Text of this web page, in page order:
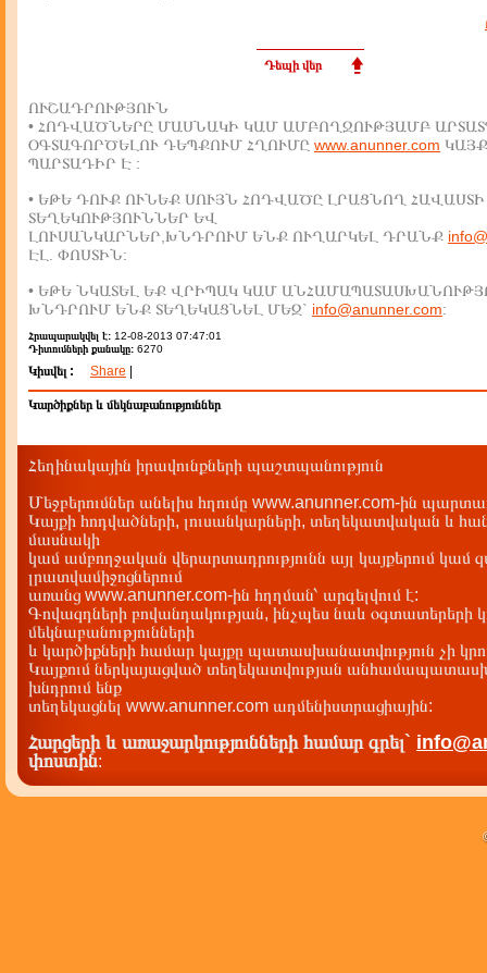
Դեպի վեր
ՈՒՇԱԴՐՈՒԹՅՈՒՆ
• ՀՈԴՎԱԾՆԵՐԸ ՄԱՍՆԱԿԻ ԿԱՄ ԱՄԲՈՂՋՈՒԹՅԱՄԲ
ՕԳՏԱԳՈՐԾԵԼՈՒ ԴԵՊՔՈՒՄ ՀՂՈՒՄԸ www.anunner.com
ՊԱՐՏԱԴԻՐ Է :
• ԵԹԵ ԴՈՒՔ ՈՒՆԵՔ ՍՈՒՅՆ ՀՈԴՎԱԾԸ ԼՐԱՑՆՈՂ ՀԱՎԱՍՏԻ
ՏԵՂԵԿՈՒԹՅՈՒՆՆԵՐ ԵՎ
ԼՈՒՍԱՆԿԱՐՆԵՐ,ԽՆԴՐՈՒՄ ԵՆՔ ՈՒՂԱՐԿԵԼ ԴՐԱՆՔ
ԷԼ. ՓՈՍՏԻՆ:
• ԵԹԵ ՆԿԱՏԵԼ ԵՔ ՎՐԻՊԱԿ ԿԱՄ
ԽՆԴՐՈՒՄ ԵՆՔ ՏԵՂԵԿԱՑՆԵԼ ՄԵԶ` info@anunner.com:
Հրապարակվել է: 12-08-2013 07:47:01
Դիտումների քանակը: 6270
Կիսվել : Share
Կարծիքներ և մեկնաբանություններ
Հեղինակային իրավունքների պաշտպանություն
Մեջբերումներ անելիս հղումը www.anunner.com-ին
Կայքի հոդվածների, լուսանկարների, տեղեկատվական և
մասնակի
կամ ամբողջական վերարտադրությունն այլ կայքերում կամ
լրատվամիջոցներում
առանց www.anunner.com-ին հղղման՝ արգելվում է:
Գովազդների բովանդակության, ինչպես նաև օգտատերերի
մեկնաբանությունների
և կարծիքների համար կայքը պատասխանատվություն չի
Կայքում ներկայացված տեղեկատվության
խնդրում ենք
տեղեկացնել www.anunner.com ադմենիստրացիային:
Հարցերի և առաջարկությունների համար գրել`
փոստին: